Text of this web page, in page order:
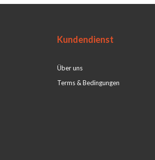
Kundendienst
Über uns
Terms & Bedingungen